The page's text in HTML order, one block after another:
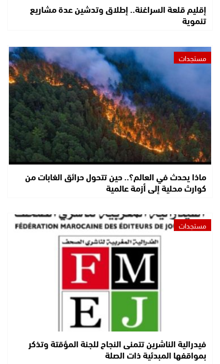
إقليم قلعة السراغنة.. إطلاق وتدشين عدة مشاريع
تنموية
مستجدات
ماذا يحدث في العالم؟.. حين تتحول حرائق الغابات من
كوارث محلية إلى أزمة عالمية
مستجدات
فيدرالية الناشرين تتمنى النجاح للجنة المؤقتة وتذكر
بمواقفها المبدئية ذات الصلة